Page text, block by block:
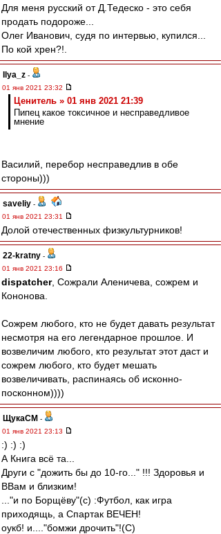
Для меня русский от Д.Тедеско - это себя
продать подороже...
Олег Иванович, судя по интервью, купился...
По кой хрен?!.
Ilya_z -
01 янв 2021 23:32
Ценитель » 01 янв 2021 21:39
Пипец какое токсичное и несправедливое
мнение
Василий, перебор несправедлив в обе
стороны)))
saveliy -
01 янв 2021 23:31
Долой отечественных физкультурников!
22-kratny -
01 янв 2021 23:16
dispatcher, Сожрали Аленичева, сожрем и
Кононова.
Сожрем любого, кто не будет давать результат
несмотря на его легендарное прошлое. И
возвеличим любого, кто результат этот даст и
сожрем любого, кто будет мешать
возвеличивать, распинаясь об исконно-
посконном))))
ЩукаСМ -
01 янв 2021 23:13
:) :) :)
А Книга всё та...
Други с "дожить бы до 10-го..." !!! Здоровья и
ВВам и близким!
..."и по Борщёву"(с) :Футбол, как игра
приходящь, а Спартак ВЕЧЕН!
оукб! и...."бомжи дрочить"!(С)